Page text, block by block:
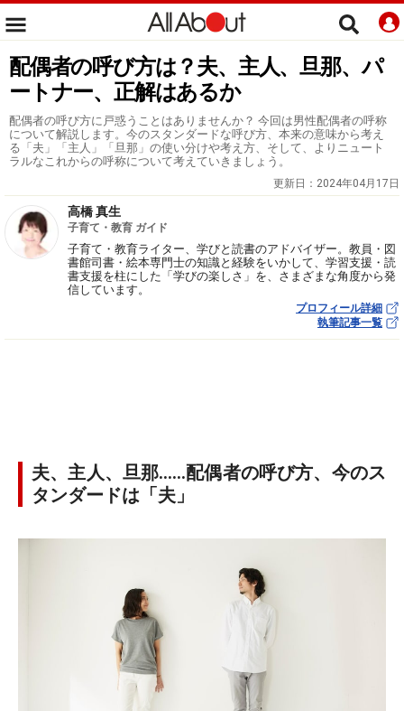
配偶者の呼び方は？夫、主人、旦那、パ
ートナー、正解はあるか
配偶者の呼び方に戸惑うことはありませんか？ 今回は男性配偶者の呼称
について解説します。今のスタンダードな呼び方、本来の意味から考え
る「夫」「主人」「旦那」の使い分けや考え方、そして、よりニュート
ラルなこれからの呼称について考えていきましょう。
更新日： 2024年04月17日
高橋 真生
子育て・教育 ガイド
子育て・教育ライター、学びと読書のアドバイザー。教員・図
書館司書・絵本専門士の知識と経験をいかして、学習支援・読
書支援を柱にした「学びの楽しさ」を、さまざまな角度から発
信しています。
プロフィール詳細
執筆記事一覧
夫、主人、旦那……配偶者の呼び方、今のス
タンダードは「夫」